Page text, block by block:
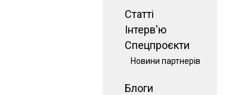
Статті
Інтерв'ю
Спецпроєкти
Новини партнерів
Блоги